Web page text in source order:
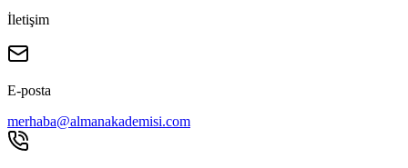
İletişim
E-posta
merhaba@almanakademisi.com